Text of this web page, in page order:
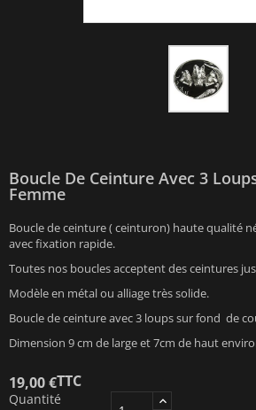
Boucle De Ceinture Avec 3
Femme
Boucle de ceinture ( ceinturon) haute qualité
avec fixation rapide.
Toutes nos boucles acceptent des ceintures
Modèle en métal ou alliage très solide.
Boucle de ceinture avec 3 loups sur fond de
Dimension 9 cm de large et 7cm de haut
19,00 €TTC
Quantité